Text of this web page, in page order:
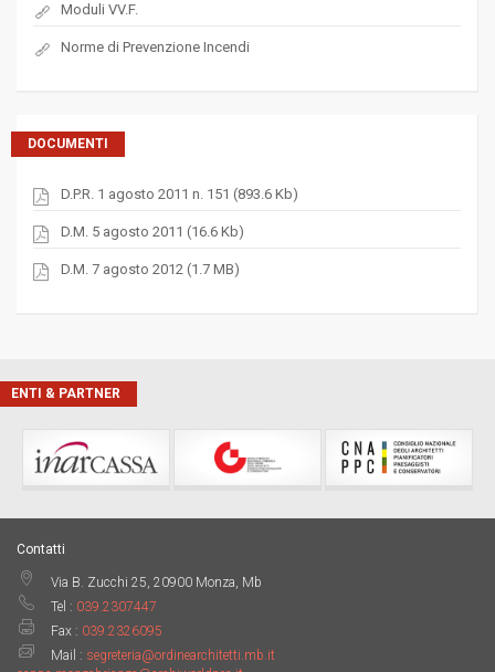
Moduli VV.F.
Norme di Prevenzione Incendi
DOCUMENTI
D.P.R. 1 agosto 2011 n. 151 (893.6 Kb)
D.M. 5 agosto 2011 (16.6 Kb)
D.M. 7 agosto 2012 (1.7 MB)
ENTI & PARTNER
Contatti
Via B. Zucchi 25, 20900 Monza, Mb
Tel : 039.2307447
Fax : 039.2326095
Mail : segreteria@ordinearchitetti.mb.it